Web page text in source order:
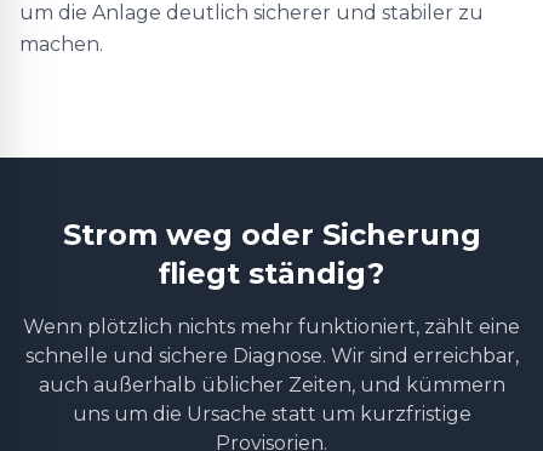
um die Anlage deutlich sicherer und stabiler zu
machen.
Strom weg oder Sicherung
fliegt ständig?
Wenn plötzlich nichts mehr funktioniert, zählt eine
schnelle und sichere Diagnose. Wir sind erreichbar,
auch außerhalb üblicher Zeiten, und kümmern
uns um die Ursache statt um kurzfristige
Provisorien.